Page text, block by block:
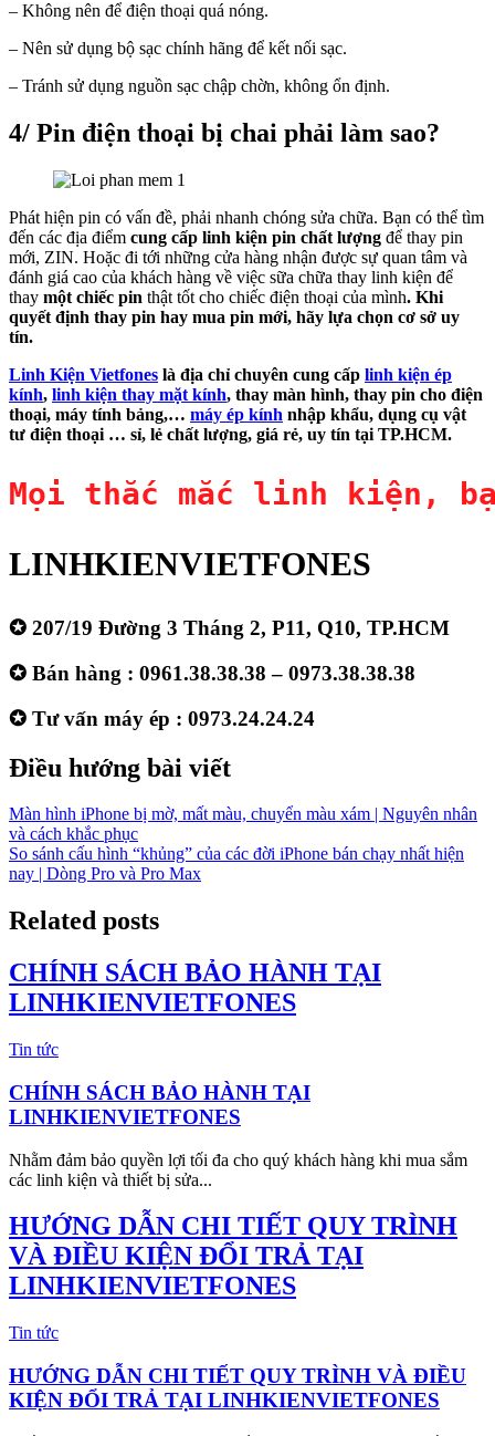
– Không nên để điện thoại quá nóng.
– Nên sử dụng bộ sạc chính hãng để kết nối sạc.
– Tránh sử dụng nguồn sạc chập chờn, không ổn định.
4/ Pin điện thoại bị chai phải làm sao?
Phát hiện pin có vấn đề, phải nhanh chóng sửa chữa. Bạn có thể tìm
đến các địa điểm cung cấp linh kiện pin chất lượng để thay pin
mới, ZIN. Hoặc đi tới những cửa hàng nhận được sự quan tâm và
đánh giá cao của khách hàng về việc sữa chữa thay linh kiện để
thay một chiếc pin thật tốt cho chiếc điện thoại của mình. Khi
quyết định thay pin hay mua pin mới, hãy lựa chọn cơ sở uy
tín.
Linh Kiện Vietfones là địa chỉ chuyên cung cấp linh kiện ép
kính, linh kiện thay mặt kính, thay màn hình, thay pin cho điện
thoại, máy tính bảng,… máy ép kính nhập khẩu, dụng cụ vật
tư điện thoại … sỉ, lẻ chất lượng, giá rẻ, uy tín tại TP.HCM.
Mọi thắc mắc linh kiện,
LINHKIENVIETFONES
✪ 207/19 Đường 3 Tháng 2, P11, Q10, TP.HCM
✪ Bán hàng : 0961.38.38.38 – 0973.38.38.38
✪ Tư vấn máy ép : 0973.24.24.24
Điều hướng bài viết
Màn hình iPhone bị mờ, mất màu, chuyển màu xám | Nguyên nhân
và cách khắc phục
So sánh cấu hình “khủng” của các đời iPhone bán chạy nhất hiện
nay | Dòng Pro và Pro Max
Related posts
CHÍNH SÁCH BẢO HÀNH TẠI
LINHKIENVIETFONES
Tin tức
CHÍNH SÁCH BẢO HÀNH TẠI
LINHKIENVIETFONES
Nhằm đảm bảo quyền lợi tối đa cho quý khách hàng khi mua sắm
các linh kiện và thiết bị sửa...
HƯỚNG DẪN CHI TIẾT QUY TRÌNH
VÀ ĐIỀU KIỆN ĐỔI TRẢ TẠI
LINHKIENVIETFONES
Tin tức
HƯỚNG DẪN CHI TIẾT QUY TRÌNH VÀ ĐIỀU
KIỆN ĐỔI TRẢ TẠI LINHKIENVIETFONES